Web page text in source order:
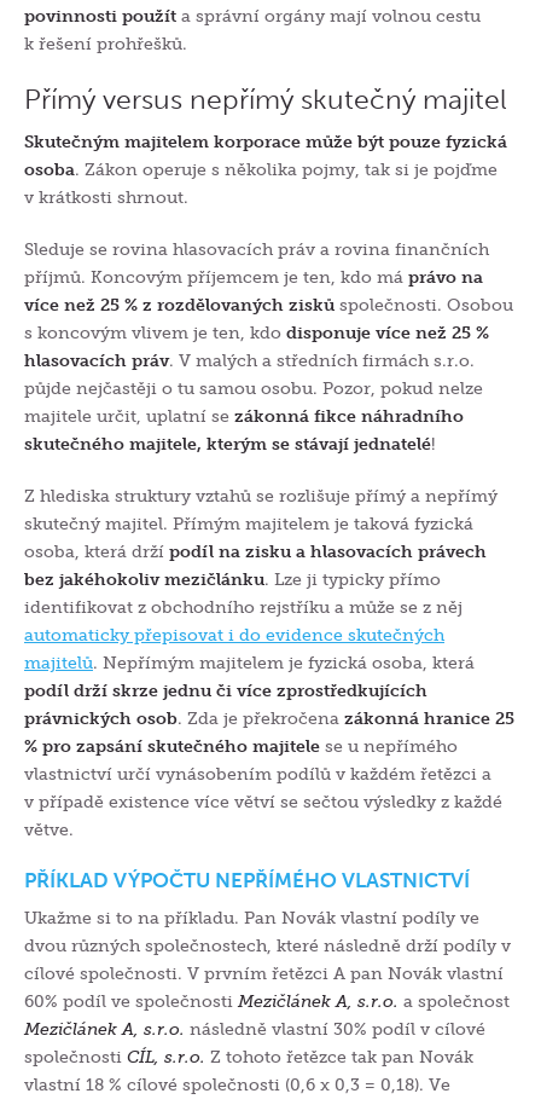
povinnosti použít a správní orgány mají volnou cestu
k řešení prohřešků.
Přímý versus nepřímý skutečný majitel
Skutečným majitelem korporace může být pouze fyzická
osoba. Zákon operuje s několika pojmy, tak si je pojďme
v krátkosti shrnout.
Sleduje se rovina hlasovacích práv a rovina finančních
příjmů. Koncovým příjemcem je ten, kdo má právo na
více než 25 % z rozdělovaných zisků společnosti. Osobou
s koncovým vlivem je ten, kdo disponuje více než 25 %
hlasovacích práv. V malých a středních firmách s.r.o.
půjde nejčastěji o tu samou osobu. Pozor, pokud nelze
majitele určit, uplatní se zákonná fikce náhradního
skutečného majitele, kterým se stávají jednatelé!
Z hlediska struktury vztahů se rozlišuje přímý a nepřímý
skutečný majitel. Přímým majitelem je taková fyzická
osoba, která drží podíl na zisku a hlasovacích právech
bez jakéhokoliv mezičlánku. Lze ji typicky přímo
identifikovat z obchodního rejstříku a může se z něj
automaticky přepisovat i do evidence skutečných
majitelů. Nepřímým majitelem je fyzická osoba, která
podíl drží skrze jednu či více zprostředkujících
právnických osob. Zda je překročena zákonná hranice 25
% pro zapsání skutečného majitele se u nepřímého
vlastnictví určí vynásobením podílů v každém řetězci a
v případě existence více větví se sečtou výsledky z každé
větve.
PŘÍKLAD VÝPOČTU NEPŘÍMÉHO VLASTNICTVÍ
Ukažme si to na příkladu. Pan Novák vlastní podíly ve
dvou různých společnostech, které následně drží podíly v
cílové společnosti. V prvním řetězci A pan Novák vlastní
60% podíl ve společnostiMezičlánek A, s.r.o. a společnost
Mezičlánek A, s.r.o. následně vlastní 30% podíl v cílové
společnosti CÍL, s.r.o. Z tohoto řetězce tak pan Novák
vlastní 18 % cílové společnosti (0,6 x 0,3 = 0,18). Ve